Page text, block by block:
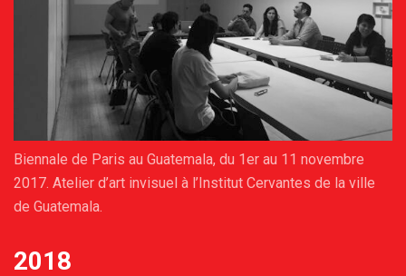
Biennale de Paris au Guatemala, du 1er au 11 novembre
2017. Atelier d’art invisuel à l’Institut Cervantes de la ville
de Guatemala.
2018